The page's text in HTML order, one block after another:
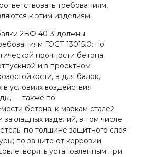
требованиям,
к этим изделиям.
2БФ 40-3 должны
ГОСТ 13015.0: по
прочности бетона
и в проектном
а для балок,
условиях воздействия
— также по
бетона; к маркам сталей
закладных изделий, в том числе
по толщине защитного слоя
по защите от коррозии.
установленным при